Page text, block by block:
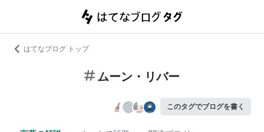
はてなブログ トップ
ムーン・リバー
このタグでブログを書く